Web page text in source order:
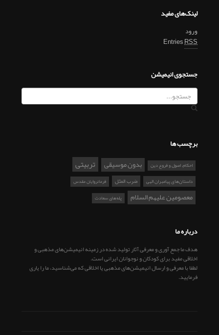
لینک‌های مفید
ورود
EntriesRSS
جستجوی انیمیشن
برچسب ها
احکام، اصول و فروع دین بدون موسیقی تربیتی
داستان‌های پیامبران الهی ضرب المثل فرمانروایان مقدس
معصومین علیهم السلام پله‌های سعادت
درباره ما
هدف ما جمع آوری و معرفی آثار تولید شده در زمینه انیمیشن‌های مذهبی و
اخلاقی مفید برای کودکان و نوجوانان ایرانی است.
لطفا با معرفی و ارسال انیمیشن‌های مذهبی یا اخلاقی که می‌شناسید، ما را یاری
فرمایید.